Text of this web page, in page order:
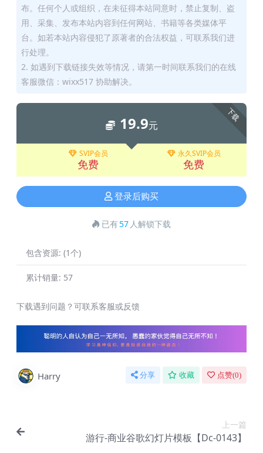
布。任何个人或组织，在未征得本站同意时，禁止复制、盗
用、采集、发布本站内容到任何网站、书籍等各类媒体平
台。如若本站内容侵犯了原著者的合法权益，可联系我们进
行处理。
2. 如遇到下载链接失效等情况，请第一时间联系我们的在线
客服微信：wixx517 协助解决。
下载
19.9元
SVIP会员
免费
永久SVIP会员
免费
登录后购买
已有57 人解锁下载
包含资源: (1个)
累计销量: 57
下载遇到问题？可联系客服或反馈
Harry 分享 收藏 点赞(0)
上一篇
游行-商业谷歌幻灯片模板【Dc-0143】